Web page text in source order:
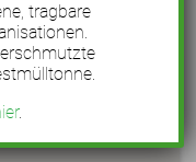
tragbare
.